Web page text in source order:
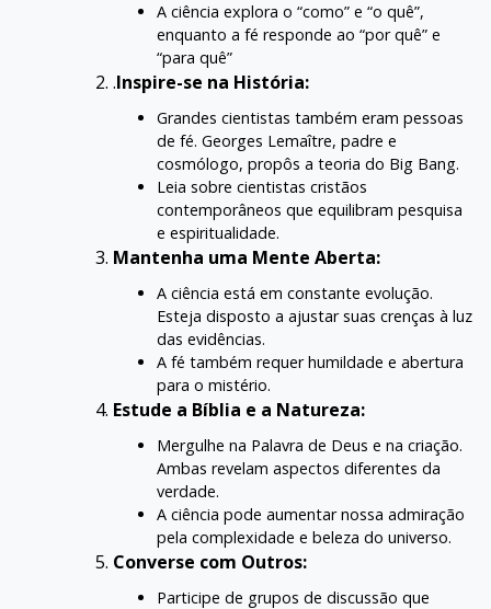
A ciência explora o “como” e “o quê”,
enquanto a fé responde ao “por quê” e
“para quê”
.Inspire-se na História:
Grandes cientistas também eram pessoas
de fé. Georges Lemaître, padre e
cosmólogo, propôs a teoria do Big Bang.
Leia sobre cientistas cristãos
contemporâneos que equilibram pesquisa
e espiritualidade.
Mantenha uma Mente Aberta:
A ciência está em constante evolução.
Esteja disposto a ajustar suas crenças à luz
das evidências.
A fé também requer humildade e abertura
para o mistério.
Estude a Bíblia e a Natureza:
Mergulhe na Palavra de Deus e na criação.
Ambas revelam aspectos diferentes da
verdade.
A ciência pode aumentar nossa admiração
pela complexidade e beleza do universo.
Converse com Outros:
Participe de grupos de discussão que